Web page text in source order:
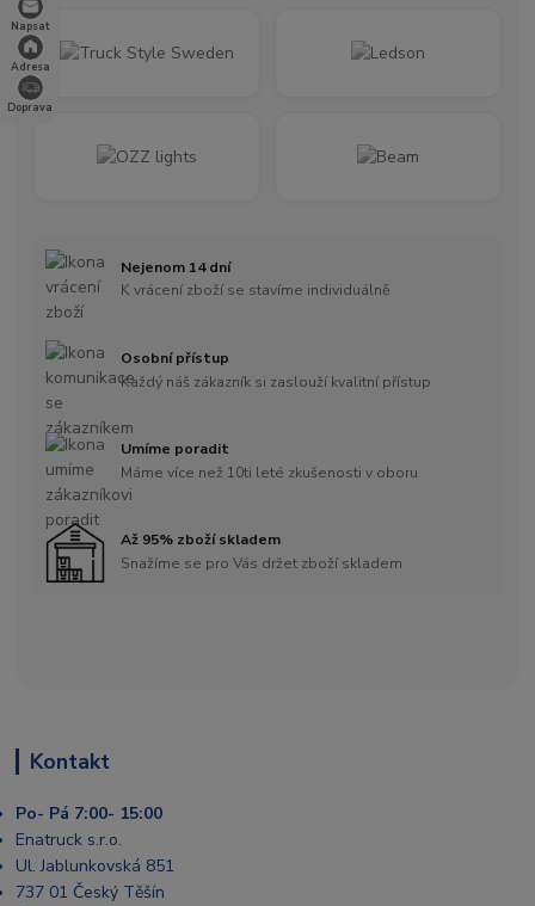
Napsat
Adresa
Doprava
Nejenom 14 dní
K vrácení zboží se stavíme individuálně
Osobní přístup
Každý náš zákazník si zaslouží kvalitní přístup
Umíme poradit
Máme více než 10ti leté zkušenosti v oboru
Až 95% zboží skladem
Snažíme se pro Vás držet zboží skladem
Kontakt
Po- Pá 7:00- 15:00
Enatruck s.r.o.
Ul. Jablunkovská 851
737 01 Český Těšín